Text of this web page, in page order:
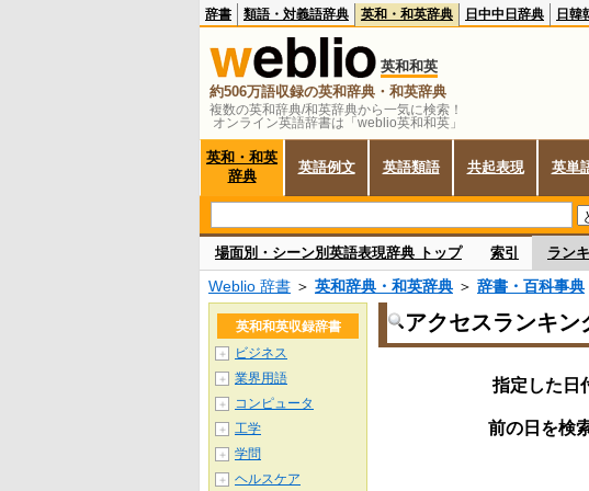
複数の英和辞典/和英辞典から一気に検索！
オンライン英語辞書は「weblio英和和英」
辞書 類語・対義語辞典 英和・和英辞典 日中中日辞典 日韓
英和和英
約506万語収録の英和辞典・和英辞典
英和・和英
辞典
英語例文 英語類語 共起表現 英単
場面別・シーン別英語表現辞典 トップ 索引 ラン
Weblio 辞書 ＞ 英和辞典・和英辞典 ＞ 辞書・百科事典
アクセスランキン
指定した日
前の日を検
英和和英収録辞書
＋ ビジネス
＋ 業界用語
＋ コンピュータ
＋ 工学
＋ 学問
＋ ヘルスケア